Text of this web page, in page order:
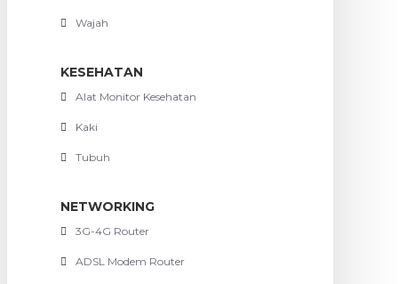
Wajah
KESEHATAN
Alat Monitor Kesehatan
Kaki
Tubuh
NETWORKING
3G-4G Router
ADSL Modem Router